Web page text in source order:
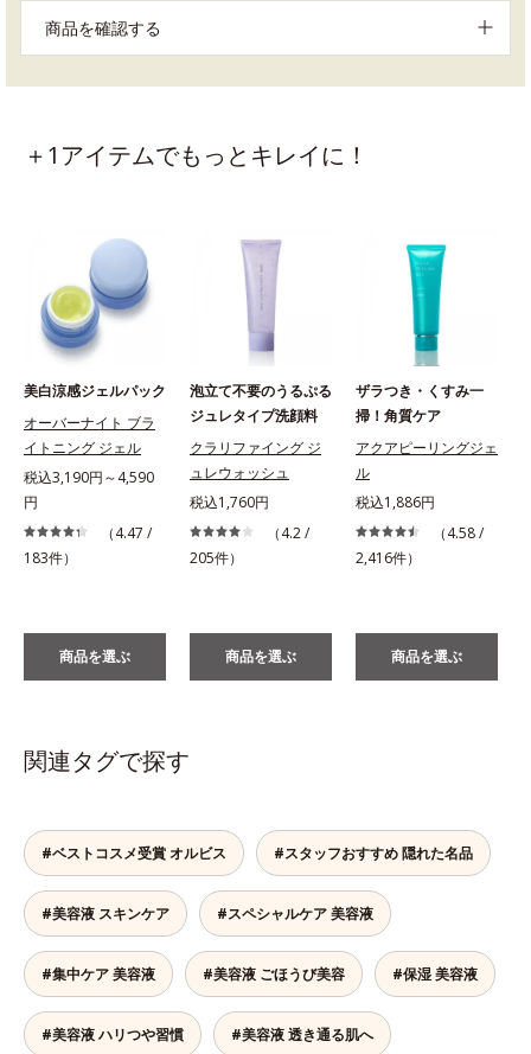
商品を確認する
＋1アイテムでもっとキレイに！
美白涼感ジェルパック
オーバーナイト ブラ
イトニング ジェル
税込3,190円～4,590
円
（4.47 /
183件）
商品を選ぶ
泡立て不要のうるぷる
ジュレタイプ洗顔料
クラリファイング ジ
ュレウォッシュ
税込1,760円
（4.2 /
205件）
商品を選ぶ
ザラつき・くすみ一
掃！角質ケア
アクアピーリングジェ
ル
税込1,886円
（4.58 /
2,416件）
商品を選ぶ
関連タグで探す
#ベストコスメ受賞 オルビス #スタッフおすすめ 隠れた名品
#美容液 スキンケア #スペシャルケア 美容液
#集中ケア 美容液 #美容液 ごほうび美容 #保湿 美容液
#美容液 ハリつや習慣 #美容液 透き通る肌へ